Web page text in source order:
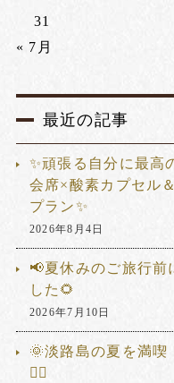
31
« 7月
最近の記事
✨頑張る自分に最高
会席×酸素カプセル
プラン✨
2026年8月4日
📢夏休みのご旅行前
した🌻
2026年7月10日
🌞淡路島の夏を満喫
🏊‍♂️